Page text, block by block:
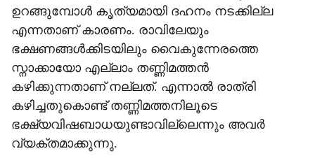
ഉറങ്ങുമ്പോൾ കൃത്യമായി ദഹനം നടക്കില്ല
എന്നതാണ് കാരണം. രാവിലേയും
ഭക്ഷണങ്ങൾക്കിടയിലും വൈകുന്നേരത്തെ
സ്നാക്കായോ എല്ലാം തണ്ണിമത്തൻ
കഴിക്കുന്നതാണ് നല്ലത്. എന്നാൽ രാത്രി
കഴിച്ചതുകൊണ്ട് തണ്ണിമത്തനിലൂടെ
ഭക്ഷ്യവിഷബാധയുണ്ടാവില്ലെന്നും അവർ
വ്യക്തമാക്കുന്നു.